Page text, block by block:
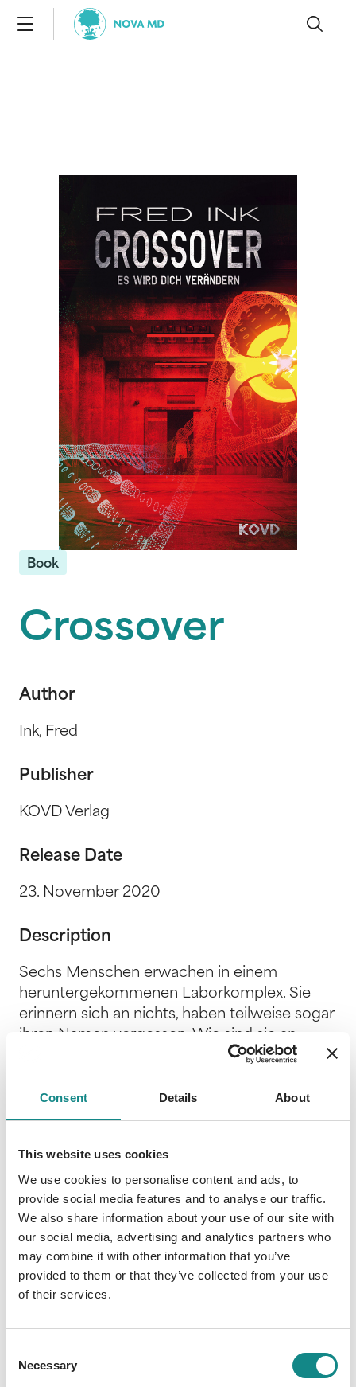
Consent Details About
This website uses cookies
We use cookies to personalise content and ads, to
provide social media features and to analyse our traffic.
We also share information about your use of our site with
our social media, advertising and analytics partners who
may combine it with other information that you’ve
provided to them or that they’ve collected from your use
of their services.
Selection
Necessary
Book
Crossover
Author
Ink, Fred
Publisher
KOVD Verlag
Release Date
23. November 2020
Description
Sechs Menschen erwachen in einem
heruntergekommenen Laborkomplex. Sie
erinnern sich an nichts, haben teilweise sogar
ihren Namen vergessen. Wie sind sie an
diesen Ort gelangt? Wer ist Freund, wer
Feind? Was hat es mit den grässlichen
Affenkreaturen auf sich, die schon bald hinter
ihnen her sind? Und weshalb sieht die Welt,
erstreckt, so verstörend aus? Das Puzzle
setzt sich nur langsam zusammen, während
nach und nach die Erinnerungen
zurückkehren. Bald wird ihnen klar, dass die
Antworten auf sämtliche Fragen noch
schrecklicher sind, als sie befürchtet hatten.
Der grausame Überlebenskampf hat längst